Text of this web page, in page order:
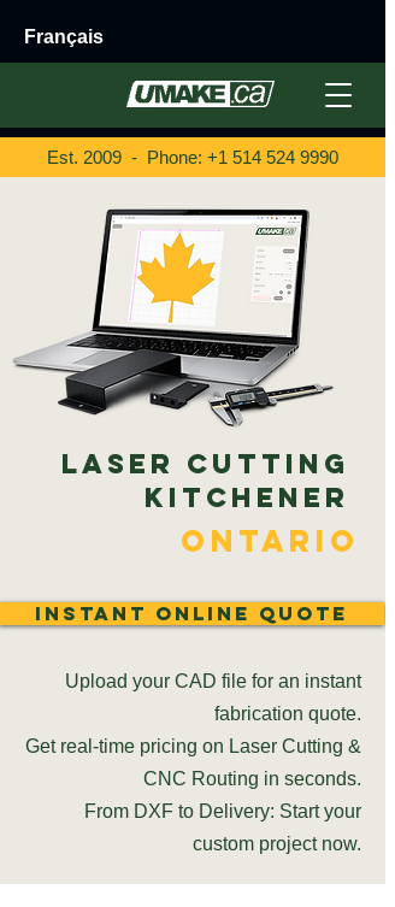
Français
Est. 2009 - Phone: +1 514 524 9990
Laser Cutting
Kitchener
Ontario
Instant Online Quote
Upload your CAD file for an instant
fabrication quote.
Get real-time pricing on Laser Cutting &
CNC Routing in seconds.
From DXF to Delivery: Start your
custom project now.